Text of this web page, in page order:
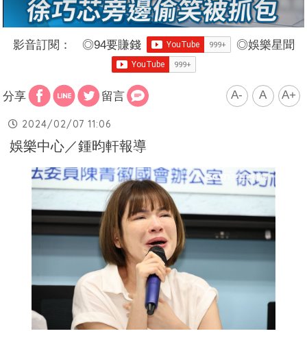
影音訂閱： ◎94要賺錢 ◎娛樂星聞
分享 留言 A- A A+
2024/02/07 11:06
娛樂中心／鍾昀軒報導